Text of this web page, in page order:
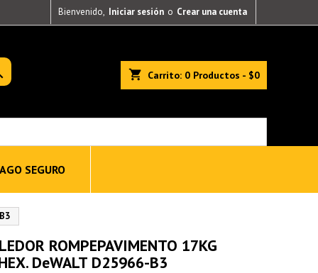
Bienvenido, Iniciar sesión o Crear una cuenta
shopping_cart Carrito: 0 Productos - $0
SEGURO
ROMPEPAVIMENTO 17KG
DeWALT D25966-B3